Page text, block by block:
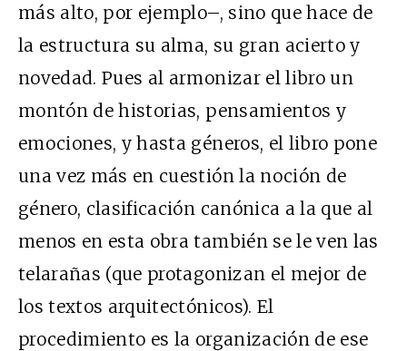
más alto, por ejemplo–, sino que hace de
la estructura su alma, su gran acierto y
novedad. Pues al armonizar el libro un
montón de historias, pensamientos y
emociones, y hasta géneros, el libro pone
una vez más en cuestión la noción de
género, clasificación canónica a la que al
menos en esta obra también se le ven las
telarañas (que protagonizan el mejor de
los textos arquitectónicos). El
procedimiento es la organización de ese